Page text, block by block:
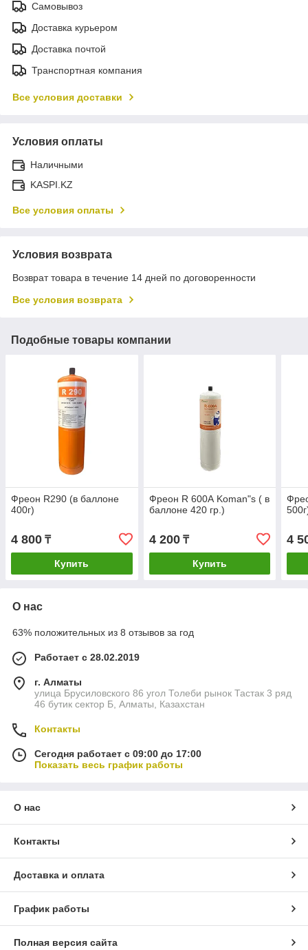
Самовывоз
Доставка курьером
Доставка почтой
Транспортная компания
Все условия доставки
Условия оплаты
Наличными
KASPI.KZ
Все условия оплаты
Условия возврата
Возврат товара в течение 14 дней по договоренности
Все условия возврата
Подобные товары компании
Фреон R290 (в баллоне
400г)
4 800 ₸
Купить
Фреон R 600А Koman"s ( в
баллоне 420 гр.)
4 200₸
Купить
4
О нас
63% положительных из 8 отзывов за год
Работает с 28.02.2019
г. Алматы
улица Брусиловского 86 угол Толеби рынок Тастак 3 ряд
46 бутик сектор Б, Алматы, Казахстан
Контакты
Сегодня работает с 09:00 до 17:00
Показать весь график работы
О нас
Контакты
Доставка и оплата
График работы
Полная версия сайта